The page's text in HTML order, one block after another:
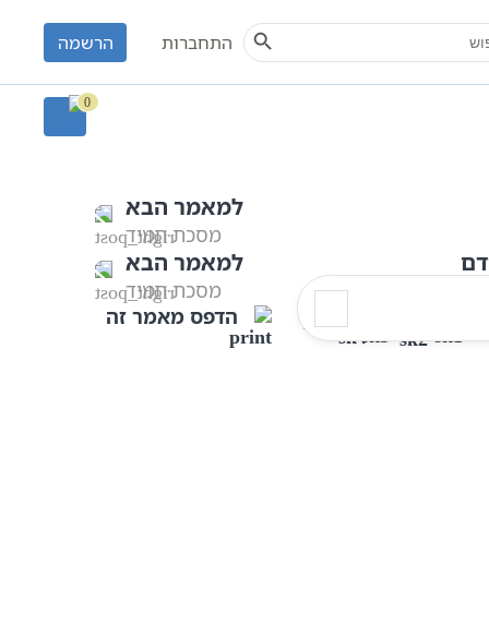
Search Button
התחברות הרשמה
0
הכתבים מסכת תמורה
למאמר הבא
מסכת תמיד
למאמר הבא
מסכת תמיד
הדפס מאמר זה